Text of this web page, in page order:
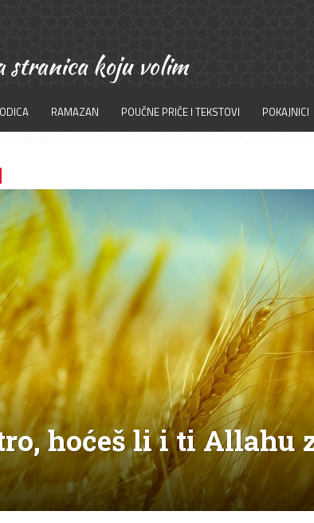
RAMAZAN POUČNE PRIČE I TEKSTOVI POKAJNICI
hoćeš li i ti Allahu